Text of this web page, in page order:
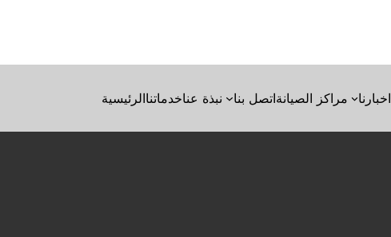
الرئيسيةخدماتنانبذة عنا اتصل بنامراكز الصيانة اخبارنا